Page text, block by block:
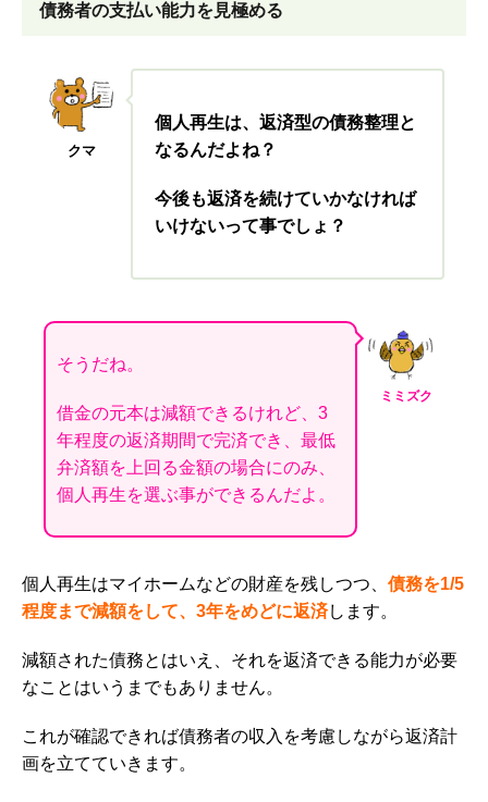
債務者の支払い能力を見極める
クマ
個人再生は、返済型の債務整理と
なるんだよね？
今後も返済を続けていかなければ
いけないって事でしょ？
ミミズク
そうだね。
借金の元本は減額できるけれど、3
年程度の返済期間で完済でき、最低
弁済額を上回る金額の場合にのみ、
個人再生を選ぶ事ができるんだよ。
個人再生はマイホームなどの財産を残しつつ、 債務を1/5
程度まで減額をして、3年をめどに返済します。
減額された債務とはいえ、それを返済できる能力が必要
なことはいうまでもありません。
これが確認できれば債務者の収入を考慮しながら返済計
画を立てていきます。